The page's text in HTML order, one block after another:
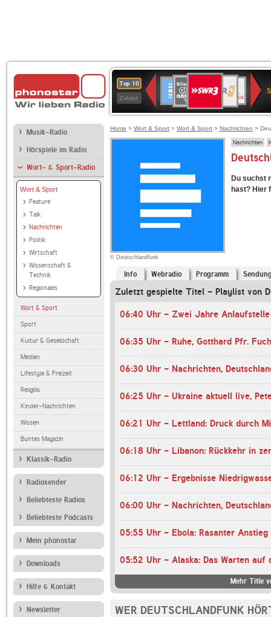
Top 10
Zuletzt
Deutschlandfunk
80er
90er
OLDIE
ANTENNE
4
KLASSIK
SWR
Kultur
NDR
2
Musik-Radio
Hörspiele im Radio
Wort- & Sport-Radio
Wort & Sport
Feature
Talk
Nachrichten
Politik
Wirtschaft
Wissenschaft &
Technik
Regionales
Wort & Sport
Sport
Kultur & Gesellschaft
Medien
Lifestyle & Freizeit
Religiös
Kinder-Nachrichten
Wissen
Buntes Magazin
Klassik-Radio
Radiosender
Beliebteste Radios
Beliebteste Podcasts
Mein phonostar
Downloads
Hilfe & Kontakt
Newsletter
Home > Wort & Sport > Wort & Sport > Nachrichten >
© Deutschlandfunk
Nachrichten
Du suchst
hast? Hier
Info Webradio Programm
Zuletzt gespielte Titel - Playlist von
06:35 Uhr - Ruhe, Gotthard Pfr.
06:25 Uhr - Ukraine aktuell live,
05:52 Uhr - Alaska: Das Warten auf
Mehr Title
WER DEUTSCHLANDFUNK